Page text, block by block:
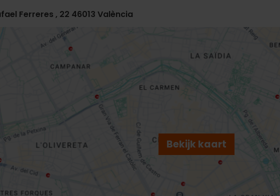
Ferreres , 22 46013 València
Bekijk kaart